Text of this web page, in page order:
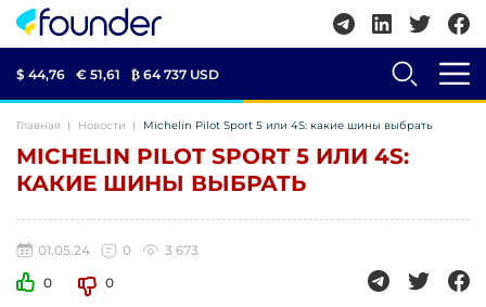
$ 44,76 € 51,61 ₿ 64 737 USD
Главная Новости Michelin Pilot Sport 5 или 4S: какие шины выбрать
MICHELIN PILOT SPORT 5 ИЛИ 4S:
КАКИЕ ШИНЫ ВЫБРАТЬ
01.05.24 0
3 673
0
0